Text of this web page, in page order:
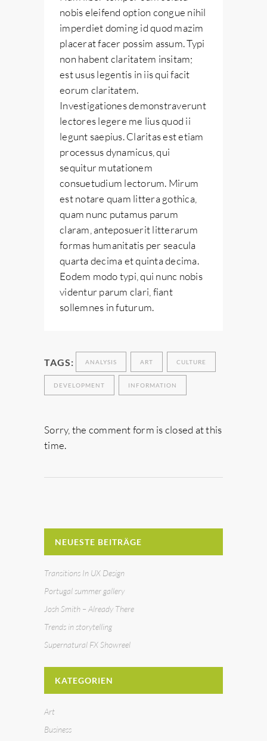
nobis eleifend option congue nihil
imperdiet doming id quod mazim
placerat facer possim assum. Typi
non habent claritatem insitam;
est usus legentis in iis qui facit
eorum claritatem.
Investigationes demonstraverunt
lectores legere me lius quod ii
legunt saepius. Claritas est etiam
processus dynamicus, qui
sequitur mutationem
consuetudium lectorum. Mirum
est notare quam littera gothica,
quam nunc putamus parum
claram, anteposuerit litterarum
formas humanitatis per seacula
quarta decima et quinta decima.
Eodem modo typi, qui nunc nobis
videntur parum clari, fiant
sollemnes in futurum.
TAGS: ANALYSIS ART CULTURE
DEVELOPMENT INFORMATION
Sorry, the comment form is closed at this
time.
NEUESTE BEITRÄGE
Transitions In UX Design
Portugal summer gallery
Josh Smith – Already There
Trends in storytelling
Supernatural FX Showreel
KATEGORIEN
Art
Business